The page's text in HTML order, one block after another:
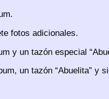
fotos adicionales.
y un tazón especial
un tazón “Abuelita” y